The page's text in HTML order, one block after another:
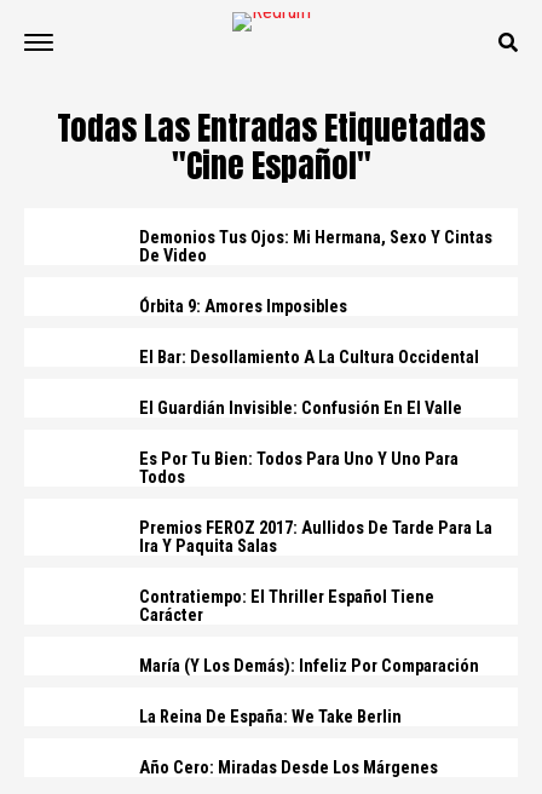
Todas Las Entradas Etiquetadas
"cine Español"
Demonios Tus Ojos: Mi Hermana, Sexo Y Cintas
De Video
Órbita 9: Amores Imposibles
El Bar: Desollamiento A La Cultura Occidental
El Guardián Invisible: Confusión En El Valle
Es Por Tu Bien: Todos Para Uno Y Uno Para
Todos
Premios FEROZ 2017: Aullidos De Tarde Para La
Ira Y Paquita Salas
Contratiempo: El Thriller Español Tiene
Carácter
María (y Los Demás): Infeliz Por Comparación
La Reina De España: We Take Berlin
Año Cero: Miradas Desde Los Márgenes